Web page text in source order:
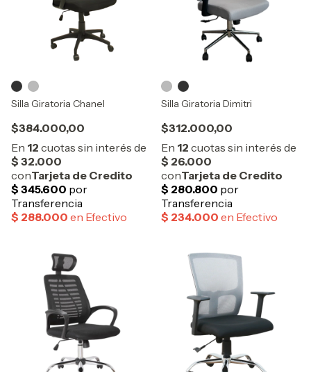
Silla Giratoria Chanel
$384.000,00
Silla Giratoria Dimitri
$312.000,00